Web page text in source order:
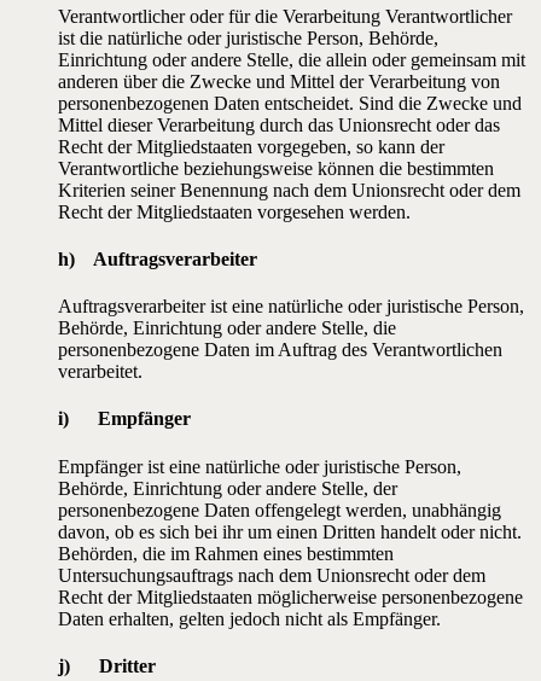
Verantwortlicher oder für die Verarbeitung Verantwortlicher
ist die natürliche oder juristische Person, Behörde,
Einrichtung oder andere Stelle, die allein oder gemeinsam mit
anderen über die Zwecke und Mittel der Verarbeitung von
personenbezogenen Daten entscheidet. Sind die Zwecke und
Mittel dieser Verarbeitung durch das Unionsrecht oder das
Recht der Mitgliedstaaten vorgegeben, so kann der
Verantwortliche beziehungsweise können die bestimmten
Kriterien seiner Benennung nach dem Unionsrecht oder dem
Recht der Mitgliedstaaten vorgesehen werden.
h) Auftragsverarbeiter
Auftragsverarbeiter ist eine natürliche oder juristische Person,
Behörde, Einrichtung oder andere Stelle, die
personenbezogene Daten im Auftrag des Verantwortlichen
verarbeitet.
i) Empfänger
Empfänger ist eine natürliche oder juristische Person,
Behörde, Einrichtung oder andere Stelle, der
personenbezogene Daten offengelegt werden, unabhängig
davon, ob es sich bei ihr um einen Dritten handelt oder nicht.
Behörden, die im Rahmen eines bestimmten
Untersuchungsauftrags nach dem Unionsrecht oder dem
Recht der Mitgliedstaaten möglicherweise personenbezogene
Daten erhalten, gelten jedoch nicht als Empfänger.
j) Dritter